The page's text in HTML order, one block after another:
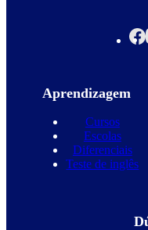
Aprendizagem
Cursos
Escolas
Diferenciais
Teste de inglês